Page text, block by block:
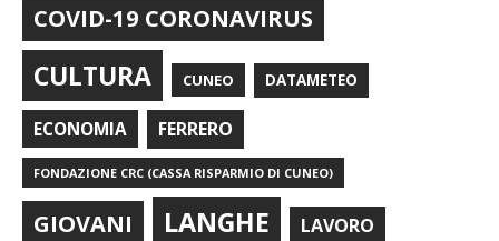
COVID-19 CORONAVIRUS
CULTURA CUNEO DATAMETEO
ECONOMIA FERRERO
FONDAZIONE CRC (CASSA RISPARMIO DI CUNEO)
GIOVANI LANGHE LAVORO